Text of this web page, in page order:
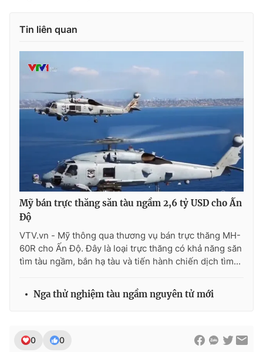
Tư vấn
Chuyên mục khác
Emagazine Podcast
Photo Infographic
Shorts video
VTV Money VTV Thể thao
VTV Sức khoẻ Bất động sản
Thị trường 24h Tấm lòng Việt
Liên hệ tòa soạn
Tin liên quan
Mỹ bán trực thăng săn tàu ngầm 2,6 tỷ USD cho Ấn
Độ
VTV.vn - Mỹ thông qua thương vụ bán trực thăng MH-
60R cho Ấn Độ. Đây là loại trực thăng có khả năng săn
tìm tàu ngầm, bắn hạ tàu và tiến hành chiến dịch tìm...
Nga thử nghiệm tàu ngầm nguyên tử mới
0 0